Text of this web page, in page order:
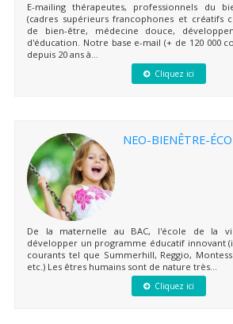
E-mailing thérapeutes, professionnels du
(cadres supérieurs francophones et créatifs
de bien-être, médecine douce,
d'éducation. Notre base e-mail (+ de 120 000
depuis 20 ans à...
Cliquez ici
NEO-BIENÊTRE-
De la maternelle au BAC, l'école de la
développer un programme éducatif innovant
courants tel que Summerhill, Reggio,
etc.) Les êtres humains sont de nature très...
Cliquez ici